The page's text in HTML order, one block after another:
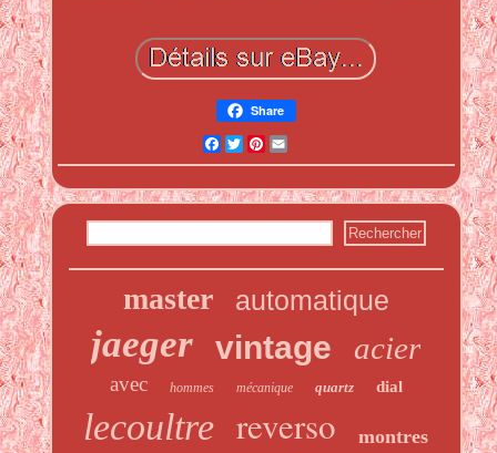
Share
Facebook
Twitter
Pinterest
Email
master automatique
jaeger vintage acier
avec hommes mécanique quartz dial
lecoultre reverso montres